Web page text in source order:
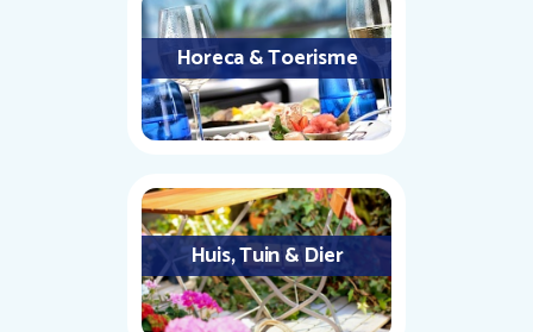
Horeca & Toerisme
Huis, Tuin & Dier